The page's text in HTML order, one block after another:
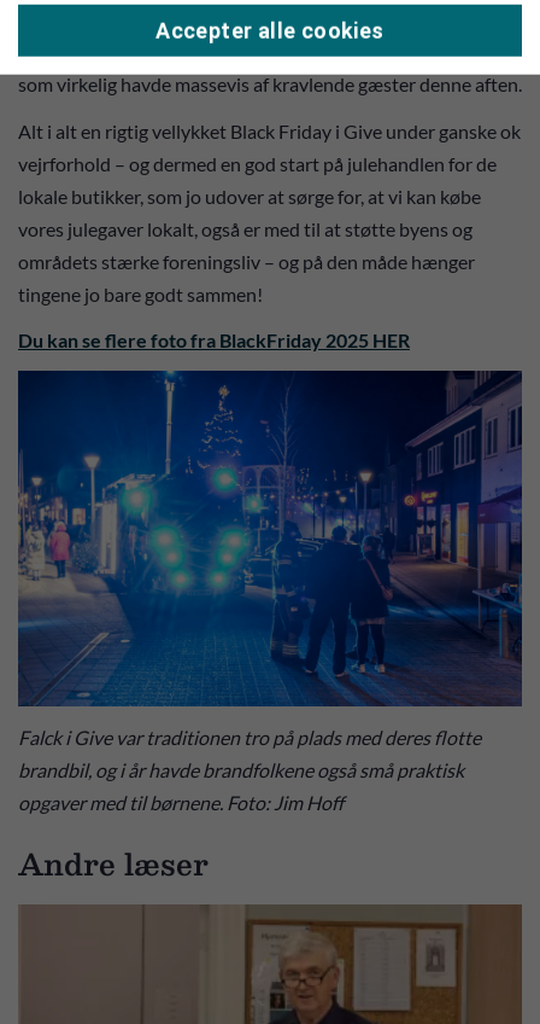
byens og områdets børn har det mere end fint med den nye
voliere, der er stillet op på torvet – et vaskeægte klatretårn,
som virkelig havde massevis af kravlende gæster denne aften.
Alt i alt en rigtig vellykket Black Friday i Give under ganske ok
vejrforhold – og dermed en god start på julehandlen for de
lokale butikker, som jo udover at sørge for, at vi kan købe
vores julegaver lokalt, også er med til at støtte byens og
områdets stærke foreningsliv – og på den måde hænger
tingene jo bare godt sammen!
Du kan se flere foto fra BlackFriday 2025 HER
Falck i Give var traditionen tro på plads med deres flotte
brandbil, og i år havde brandfolkene også små praktisk
opgaver med til børnene. Foto: Jim Hoff
Andre læser
Accepter alle cookies